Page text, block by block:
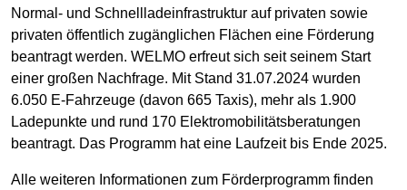
Normal- und Schnellladeinfrastruktur auf privaten sowie
privaten öffentlich zugänglichen Flächen eine Förderung
beantragt werden. WELMO erfreut sich seit seinem Start
einer großen Nachfrage. Mit Stand 31.07.2024 wurden
6.050 E-Fahrzeuge (davon 665 Taxis), mehr als 1.900
Ladepunkte und rund 170 Elektromobilitätsberatungen
beantragt. Das Programm hat eine Laufzeit bis Ende 2025.
Alle weiteren Informationen zum Förderprogramm finden